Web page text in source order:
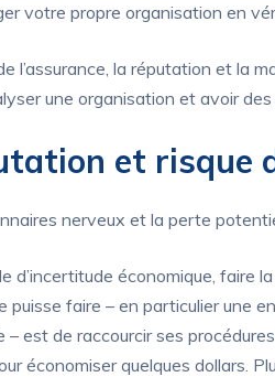
votre propre organisation en
l’assurance, la réputation et la
une organisation et avoir
et risque
nerveux et la perte
d’incertitude économique, faire
puisse faire – en particulier une
– est de raccourcir ses
économiser quelques dollars.